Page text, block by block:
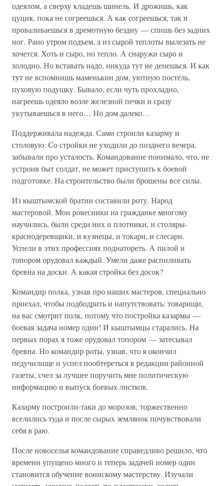
одеялом, а сверху кладешь шинель. И дрожишь, как
цуцик, пока не согреешься. А как согреешься, так и
проваливаешься в дремотную бездну — спишь без задних
ног. Рано утром подъем, а из сырой теплоты вылезать не
хочется. Хоть и сыро, но тепло. А снаружи сыро и
холодно. Но вставать надо, никуда тут не денешься. И как
тут не вспомнишь маменькин дом, уютную постель,
пуховую подушку. Бывало, если чуть прохладно,
нагреешь одеяло возле железной печки и сразу
укутываешься в него… Но дом далеко…
Поддерживала надежда. Сами строили казарму и
столовую. Со стройки не уходили до позднего вечера,
забывали про усталость. Командование понимало, что, не
устроив быт солдат, не может приступить к боевой
подготовке. На строительство были брошены все силы.
Из кыштымской братии составили роту. Народ
мастеровой. Мои ровесники на гражданке многому
научились, были среди них и плотники, и столяры-
краснодеревщики, и кузнецы, и токари, и слесари.
Успели в этих профессиях поднатореть. А пилой и
топором орудовал каждый. Умели даже распиливать
бревна на доски. А какая стройка без досок?
Командир полка, узнав про наших мастеров, специально
приехал, чтобы подбодрить и напутствовать: товарищи,
на вас смотрит полк, потому что постройка казармы —
боевая задача номер один! И кыштымцы старались. На
первых порах я тоже орудовал топором — затесывал
бревна. Но командир роты, узнав, что я окончил
педучилище и успел пообтереться в редакции районной
газеты, счел за лучшее поручить мне политическую
информацию и выпуск боевых листков.
Казарму построили-таки до морозов, торжественно
вселились туда и после сырых землянок почувствовали
себя в раю.
После новоселья командование справедливо решило, что
времени упущено много и теперь задачей номер один
становится обучение воинскому мастерству. Изучали